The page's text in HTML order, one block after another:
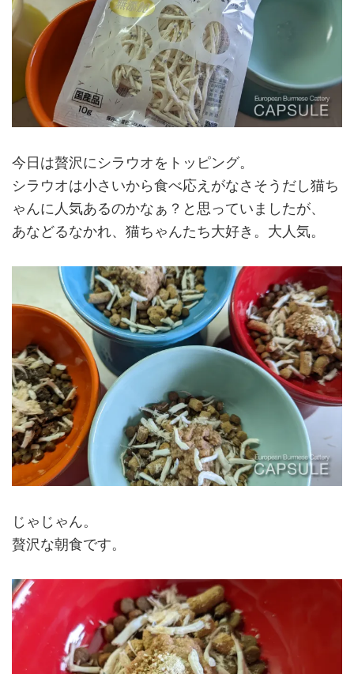
今日は贅沢にシラウオをトッピング。
シラウオは小さいから食べ応えがなさそうだし猫ち
ゃんに人気あるのかなぁ？と思っていましたが、
あなどるなかれ、猫ちゃんたち大好き。大人気。
じゃじゃん。
贅沢な朝食です。